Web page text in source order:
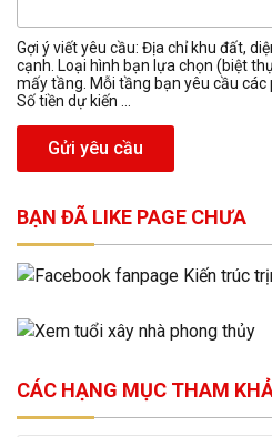
Gợi ý viết yêu cầu: Địa chỉ khu đất,
cạnh. Loại hình bạn lựa chọn (biệt
mấy tầng. Mỗi tầng bạn yêu cầu các
Số tiền dự kiến ...
Gửi yêu cầu
BẠN ĐÃ LIKE PAGE CHƯA
CÁC HẠNG MỤC THAM